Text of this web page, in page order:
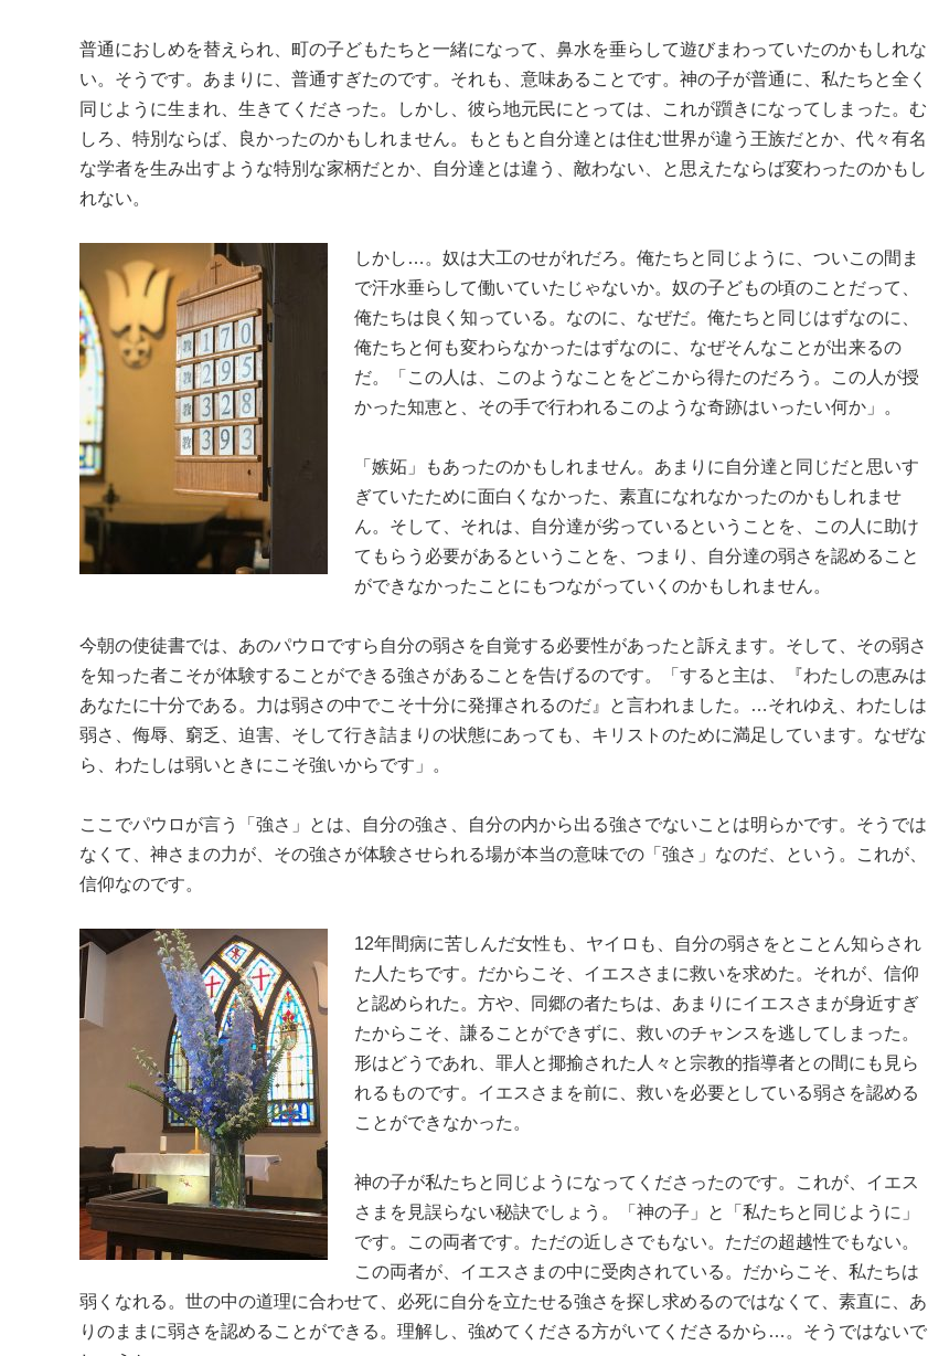
普通におしめを替えられ、町の子どもたちと一緒になって、鼻水を垂らして遊びまわっていたのかもしれな
い。そうです。あまりに、普通すぎたのです。それも、意味あることです。神の子が普通に、私たちと全く
同じように生まれ、生きてくださった。しかし、彼ら地元民にとっては、これが躓きになってしまった。む
しろ、特別ならば、良かったのかもしれません。もともと自分達とは住む世界が違う王族だとか、代々有名
な学者を生み出すような特別な家柄だとか、自分達とは違う、敵わない、と思えたならば変わったのかもし
れない。
しかし…。奴は大工のせがれだろ。俺たちと同じように、ついこの間ま
で汗水垂らして働いていたじゃないか。奴の子どもの頃のことだって、
俺たちは良く知っている。なのに、なぜだ。俺たちと同じはずなのに、
俺たちと何も変わらなかったはずなのに、なぜそんなことが出来るの
だ。「この人は、このようなことをどこから得たのだろう。この人が授
かった知恵と、その手で行われるこのような奇跡はいったい何か」。
「嫉妬」もあったのかもしれません。あまりに自分達と同じだと思いす
ぎていたために面白くなかった、素直になれなかったのかもしれませ
ん。そして、それは、自分達が劣っているということを、この人に助け
てもらう必要があるということを、つまり、自分達の弱さを認めること
ができなかったことにもつながっていくのかもしれません。
今朝の使徒書では、あのパウロですら自分の弱さを自覚する必要性があったと訴えます。そして、その弱さ
を知った者こそが体験することができる強さがあることを告げるのです。「すると主は、『わたしの恵みは
あなたに十分である。力は弱さの中でこそ十分に発揮されるのだ』と言われました。…それゆえ、わたしは
弱さ、侮辱、窮乏、迫害、そして行き詰まりの状態にあっても、キリストのために満足しています。なぜな
ら、わたしは弱いときにこそ強いからです」。
ここでパウロが言う「強さ」とは、自分の強さ、自分の内から出る強さでないことは明らかです。そうでは
なくて、神さまの力が、その強さが体験させられる場が本当の意味での「強さ」なのだ、という。これが、
信仰なのです。
12年間病に苦しんだ女性も、ヤイロも、自分の弱さをとことん知らされ
た人たちです。だからこそ、イエスさまに救いを求めた。それが、信仰
と認められた。方や、同郷の者たちは、あまりにイエスさまが身近すぎ
たからこそ、謙ることができずに、救いのチャンスを逃してしまった。
形はどうであれ、罪人と揶揄された人々と宗教的指導者との間にも見ら
れるものです。イエスさまを前に、救いを必要としている弱さを認める
ことができなかった。
神の子が私たちと同じようになってくださったのです。これが、イエス
さまを見誤らない秘訣でしょう。「神の子」と「私たちと同じように」
です。この両者です。ただの近しさでもない。ただの超越性でもない。
この両者が、イエスさまの中に受肉されている。だからこそ、私たちは
弱くなれる。世の中の道理に合わせて、必死に自分を立たせる強さを探し求めるのではなくて、素直に、あ
りのままに弱さを認めることができる。理解し、強めてくださる方がいてくださるから…。そうではないで